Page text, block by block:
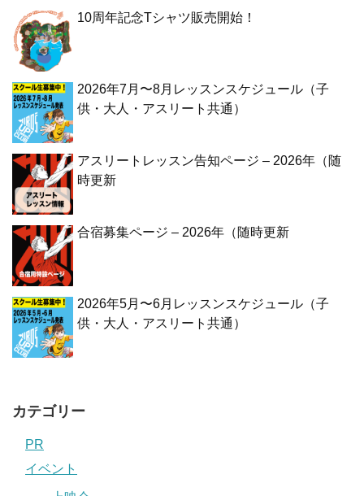
10周年記念Tシャツ販売開始！
2026年7月〜8月レッスンスケジュール（子
供・大人・アスリート共通）
アスリートレッスン告知ページ – 2026年（随
時更新
合宿募集ページ – 2026年（随時更新
2026年5月〜6月レッスンスケジュール（子
供・大人・アスリート共通）
カテゴリー
PR
イベント